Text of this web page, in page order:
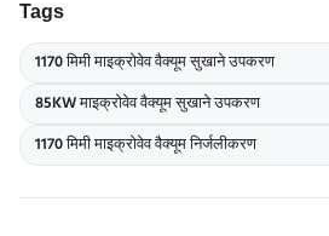
Tags
1170 मिमी माइक्रोवेव वैक्यूम सुखाने उपकरण
85KW माइक्रोवेव वैक्यूम सुखाने उपकरण
1170 मिमी माइक्रोवेव वैक्यूम निर्जलीकरण